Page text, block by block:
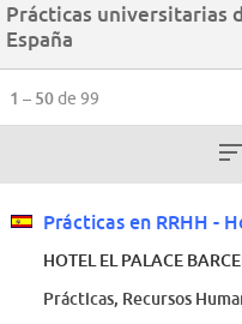
Prácticas universitarias
España
1 – 50de 99
Prácticas en RRHH -
HOTEL EL PALACE
Prácticas, Recursos